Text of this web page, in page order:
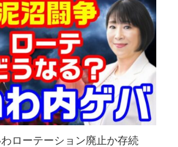
わローテーション廃止か存続